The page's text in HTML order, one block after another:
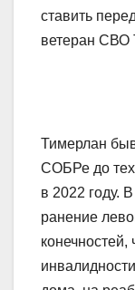
ставить
ветеран СВО
Тимерлан
СОБРе до
в 2022 году.
ранение
конечностей,